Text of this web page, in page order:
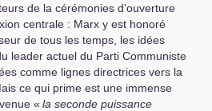
de la cérémonies d’ouverture
centrale : Marx y est honoré
de tous les temps, les idées
leader actuel du Parti Communiste
comme lignes directrices vers la
ce qui prime est une immense
« la seconde puissance